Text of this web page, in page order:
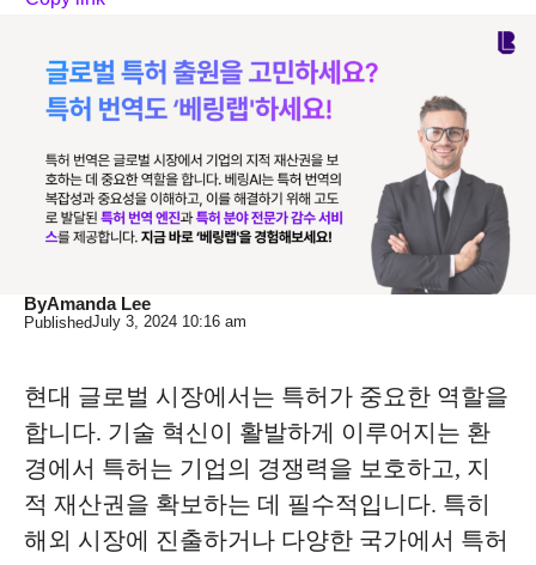
ByAmanda Lee
PublishedJuly 3, 2024 10:16 am
현대 글로벌 시장에서는 특허가 중요한 역할을
합니다. 기술 혁신이 활발하게 이루어지는 환
경에서 특허는 기업의 경쟁력을 보호하고, 지
적 재산권을 확보하는 데 필수적입니다. 특히
해외 시장에 진출하거나 다양한 국가에서 특허